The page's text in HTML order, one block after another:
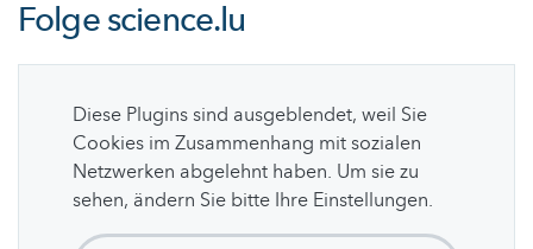
Folgescience.lu
Diese Plugins sind ausgeblendet, weil Sie
Cookies im Zusammenhang mit sozialen
Netzwerken abgelehnt haben. Um sie zu
sehen, ändern Sie bitte Ihre Einstellungen.